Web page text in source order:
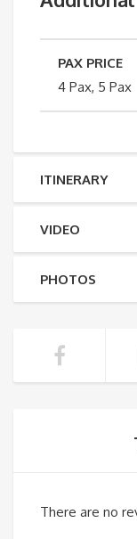
PAX PRICE
4 Pax, 5 Pax
ITINERARY
VIDEO
PHOTOS
There are no